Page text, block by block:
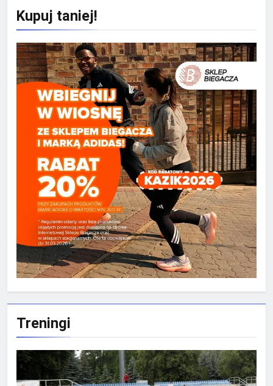
Kupuj taniej!
Treningi